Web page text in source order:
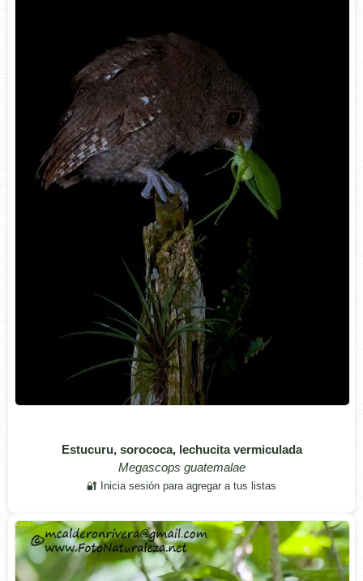
Estucuru, sorococa, lechucita vermiculada
Megascops guatemalae
🔐 Inicia sesión para agregar a tus listas